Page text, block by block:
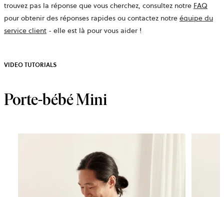
trouvez pas la réponse que vous cherchez, consultez notre FAQ
pour obtenir des réponses rapides ou contactez notre équipe du
service client - elle est là pour vous aider !
VIDEO TUTORIALS
Porte-bébé Mini